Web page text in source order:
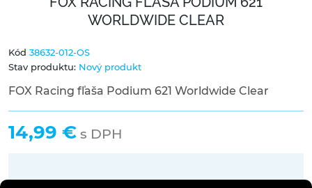
WORLDWIDE CLEAR
Kód 38632-012-OS
Stav produktu: Nový produkt
FOX Racing fľaša Podium 621 Worldwide Clear
14,99 € s DPH